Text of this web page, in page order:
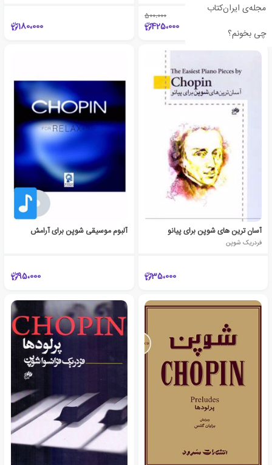
مجله‌ی ایران‌کتاب
چی بخونم؟
500،000
425،000 180،000
آسان ترین های شوپن برای پیانو
فردریک شوپن
35،000
آلبوم موسیقی شوپن برای آرامش
95،000